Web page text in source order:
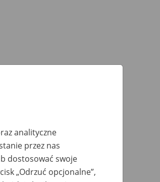
16.45
godz. 14.45
analityczne
przez nas
dostosować swoje
„Odrzuć opcjonalne”,